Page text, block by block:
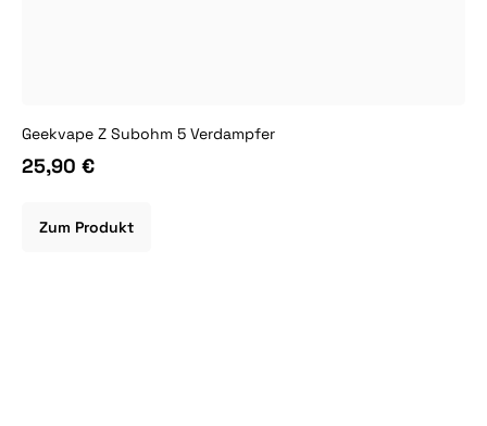
Geekvape Z Subohm 5 Verdampfer
25,90 €
Zum Produkt